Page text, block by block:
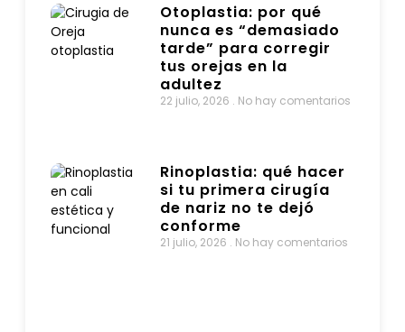
Otoplastia: por qué
nunca es “demasiado
tarde” para corregir
tus orejas en la
adultez
22 julio, 2026 No hay comentarios
Rinoplastia: qué hacer
si tu primera cirugía
de nariz no te dejó
conforme
21 julio, 2026 No hay comentarios